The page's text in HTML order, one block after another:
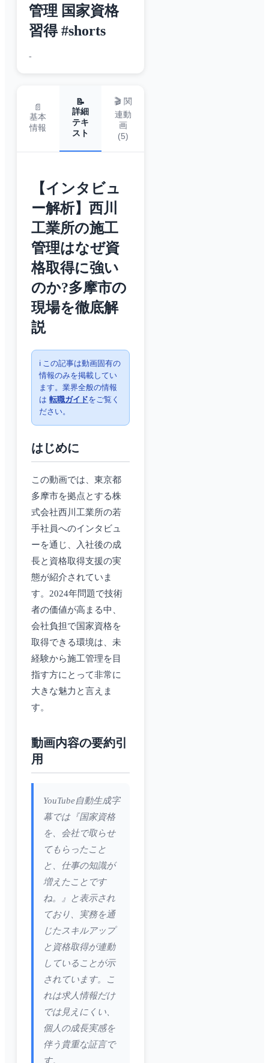
管理 国家資格
習得 #shorts
-
📄
基本
情報
📝
詳細
テキ
スト
🎬 関
連動
画
(5)
【インタビュ
ー解析】西川
工業所の施工
管理はなぜ資
格取得に強い
のか?多摩市の
現場を徹底解
説
ℹ️ この記事は動画固有の
情報のみを掲載してい
ます。業界全般の情報
は 転職ガイドをご覧く
ださい。
はじめに
この動画では、東京都
多摩市を拠点とする株
式会社西川工業所の若
手社員へのインタビュ
ーを通じ、入社後の成
長と資格取得支援の実
態が紹介されていま
す。2024年問題で技術
者の価値が高まる中、
会社負担で国家資格を
取得できる環境は、未
経験から施工管理を目
指す方にとって非常に
大きな魅力と言えま
す。
動画内容の要約引
用
YouTube自動生成字
幕では『国家資格
を、会社で取らせ
てもらったこと
と、仕事の知識が
増えたことです
ね。』と表示され
ており、実務を通
じたスキルアップ
と資格取得が連動
していることが示
されています。こ
れは求人情報だけ
では見えにくい、
個人の成長実感を
伴う貴重な証言で
す。